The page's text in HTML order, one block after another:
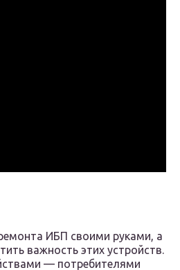
ИБП своими руками, а
важность этих устройств.
— потребителями